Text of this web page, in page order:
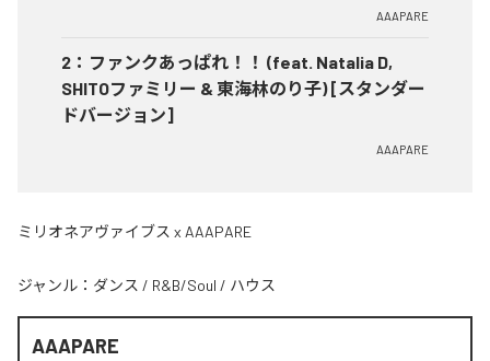
AAAPARE
2 ： ファンクあっぱれ！！ (feat. Natalia D,
SHITOファミリー & 東海林のり子) [スタンダー
ドバージョン]
AAAPARE
ミリオネアヴァイブス x AAAPARE
ジャンル： ダンス / R&B/Soul / ハウス
AAAPARE